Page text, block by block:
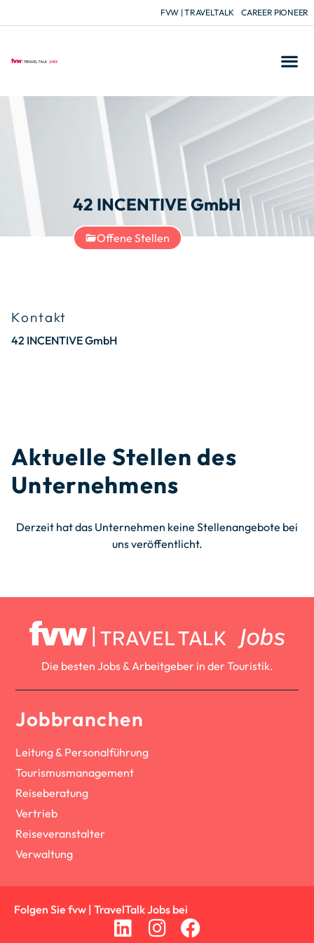
FVW | TRAVELTALK CAREER PIONEER
42 INCENTIVE GmbH
Offene Stellen
Kontakt
42 INCENTIVE GmbH
Aktuelle Stellen des
Unternehmens
Derzeit hat das Unternehmen keine Stellenangebote bei
uns veröffentlicht.
Die besten Jobs & Arbeitgeber in der Touristik.
Jobbranchen
Leitung & Personalführung
Tourismusmanagement
Reiseberatung
Vertrieb
Reiseveranstalter
Verwaltung
Folgen Sie fvw | TravelTalk Jobs bei